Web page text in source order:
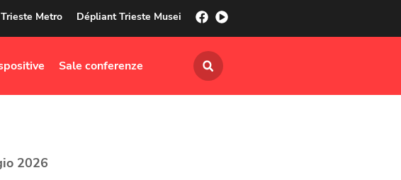
Trieste Metro Dépliant Trieste Musei
Sale conferenze
2026